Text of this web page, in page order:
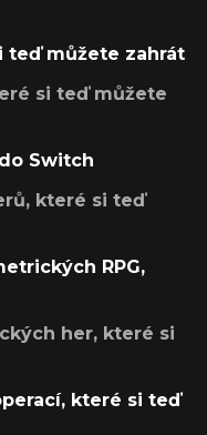
teď můžete zahrát
si teď můžete
Switch
které si teď
RPG,
her, které si
které si teď